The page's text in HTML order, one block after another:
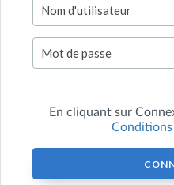
En cliquant sur